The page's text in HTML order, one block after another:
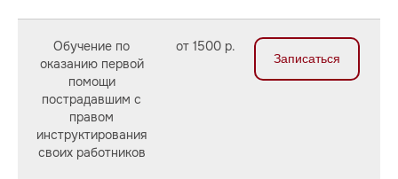
Обучение по
оказанию первой
помощи
пострадавшим с
правом
инструктирования
своих работников
от 1500 р.
Записаться